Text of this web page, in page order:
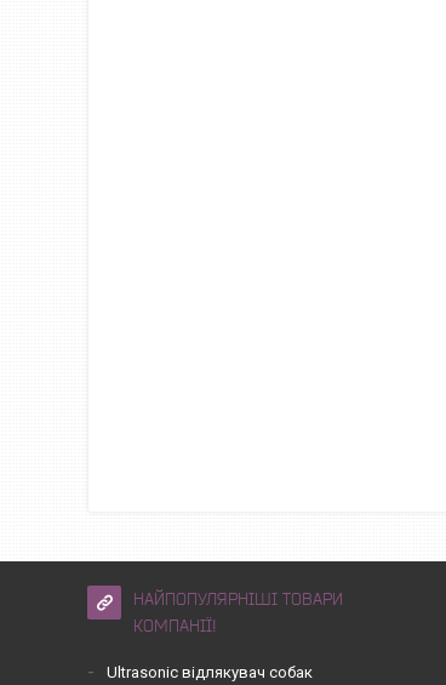
НАЙПОПУЛЯРНІШІ ТОВАРИ
КОМПАНІЇ!
Ultrasonic відлякувач собак